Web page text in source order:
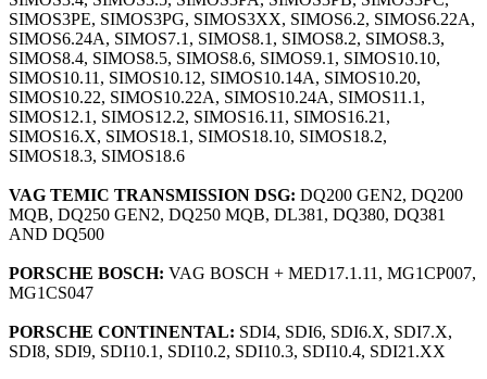
SIMOS3PE, SIMOS3PG, SIMOS3XX, SIMOS6.2, SIMOS6.22A,
SIMOS6.24A, SIMOS7.1, SIMOS8.1, SIMOS8.2, SIMOS8.3,
SIMOS8.4, SIMOS8.5, SIMOS8.6, SIMOS9.1, SIMOS10.10,
SIMOS10.11, SIMOS10.12, SIMOS10.14A, SIMOS10.20,
SIMOS10.22, SIMOS10.22A, SIMOS10.24A, SIMOS11.1,
SIMOS12.1, SIMOS12.2, SIMOS16.11, SIMOS16.21,
SIMOS16.X, SIMOS18.1, SIMOS18.10, SIMOS18.2,
SIMOS18.3, SIMOS18.6
VAG TEMIC TRANSMISSION DSG: DQ200 GEN2, DQ200
MQB, DQ250 GEN2, DQ250 MQB, DL381, DQ380, DQ381
AND DQ500
PORSCHE BOSCH: VAG BOSCH + MED17.1.11, MG1CP007,
MG1CS047
PORSCHE CONTINENTAL: SDI4, SDI6, SDI6.X, SDI7.X,
SDI8, SDI9, SDI10.1, SDI10.2, SDI10.3, SDI10.4, SDI21.XX